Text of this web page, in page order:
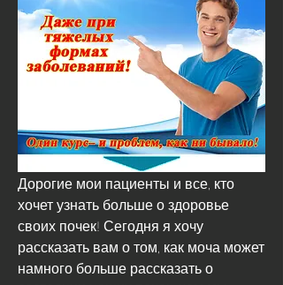
Дорогие мои пациенты и все, кто
хочет узнать больше о здоровье
своих почек! Сегодня я хочу
рассказать вам о том, как моча может
намного больше рассказать о